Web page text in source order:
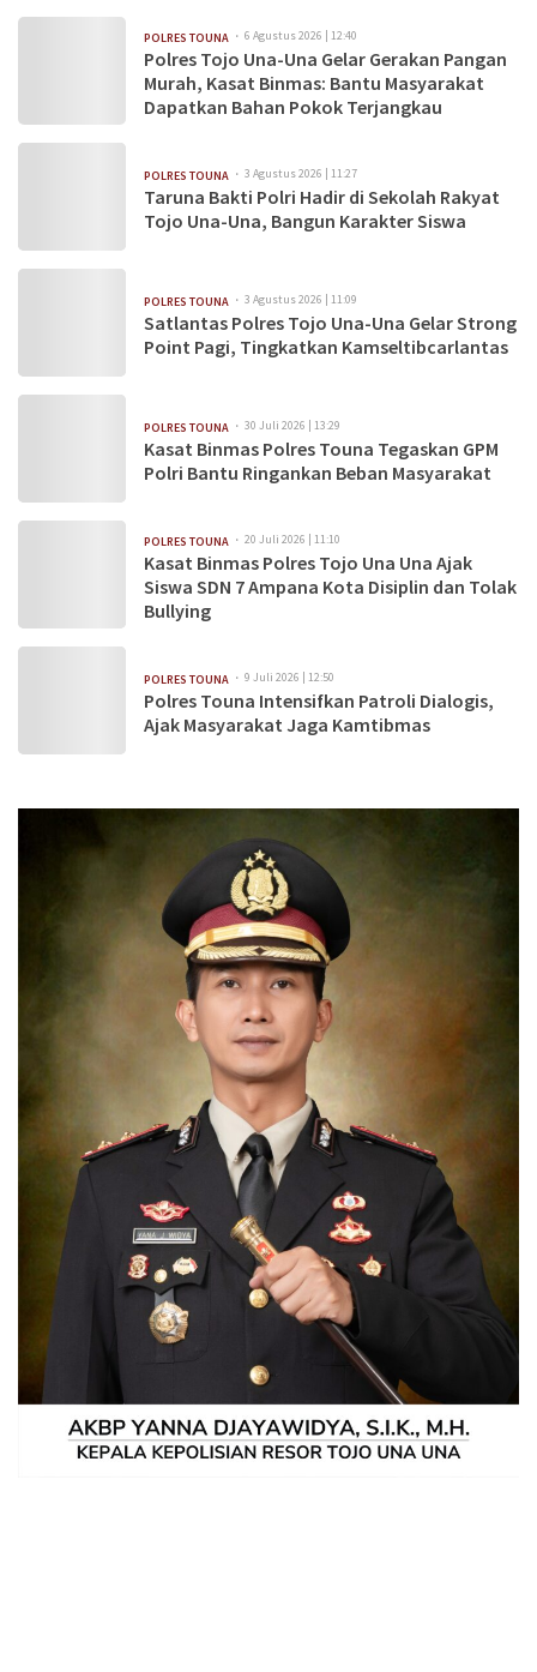
POLRES TOUNA 6 Agustus 2026 | 12:40
Polres Tojo Una-Una Gelar Gerakan Pangan
Murah, Kasat Binmas: Bantu Masyarakat
Dapatkan Bahan Pokok Terjangkau
POLRES TOUNA 3 Agustus 2026 | 11:27
Taruna Bakti Polri Hadir di Sekolah Rakyat
Tojo Una-Una, Bangun Karakter Siswa
POLRES TOUNA 3 Agustus 2026 | 11:09
Satlantas Polres Tojo Una-Una Gelar Strong
Point Pagi, Tingkatkan Kamseltibcarlantas
POLRES TOUNA 30 Juli 2026 | 13:29
Kasat Binmas Polres Touna Tegaskan GPM
Polri Bantu Ringankan Beban Masyarakat
POLRES TOUNA 20 Juli 2026 | 11:10
Kasat Binmas Polres Tojo Una Una Ajak
Siswa SDN 7 Ampana Kota Disiplin dan Tolak
Bullying
POLRES TOUNA 9 Juli 2026 | 12:50
Polres Touna Intensifkan Patroli Dialogis,
Ajak Masyarakat Jaga Kamtibmas